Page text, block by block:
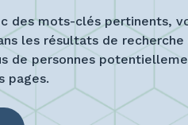
des mots-clés pertinents,
les résultats de recherche
de personnes
pages.